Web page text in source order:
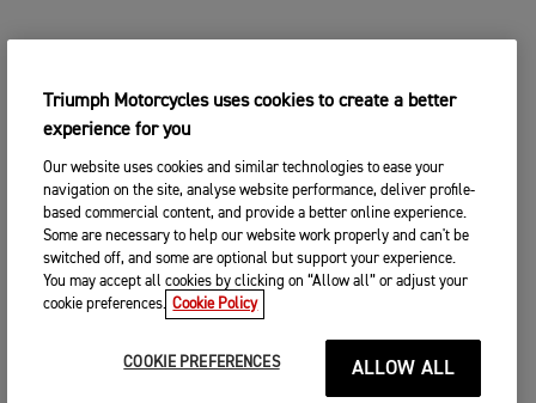
Triumph Motorcycles uses cookies to create a better
experience for you
Our website uses cookies and similar technologies to ease your
navigation on the site, analyse website performance, deliver profile-
based commercial content, and provide a better online experience.
Some are necessary to help our website work properly and can't be
switched off, and some are optional but support your experience.
You may accept all cookies by clicking on “Allow all” or adjust your
cookie preferences. Cookie Policy
COOKIE PREFERENCES ALLOW ALL